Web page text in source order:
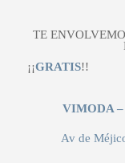
TE
¡¡GRATIS!!
VIMODA –
Av de